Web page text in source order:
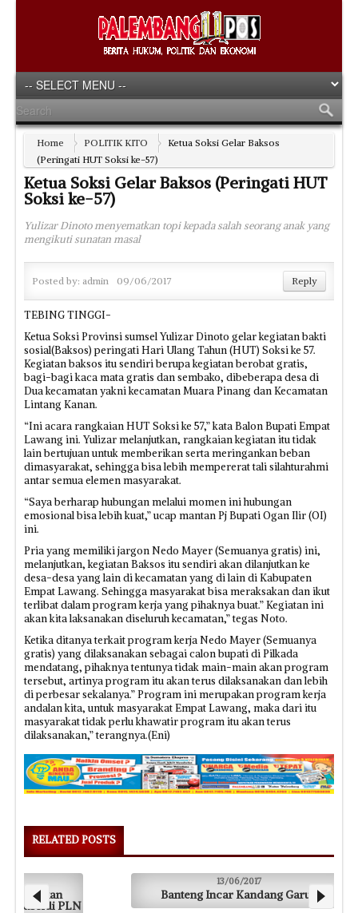
Home POLITIK KITO
Ketua Soksi Gelar Baksos
(Peringati HUT Soksi ke-57)
Ketua Soksi Gelar Baksos (Peringati HUT
Soksi ke-57)
Yulizar Dinoto menyematkan topi kepada salah seorang anak yang
mengikuti sunatan masal
Posted by: admin 09/06/2017 Reply
TEBING TINGGI-
Ketua Soksi Provinsi sumsel Yulizar Dinoto gelar kegiatan bakti
sosial(Baksos) peringati Hari Ulang Tahun (HUT) Soksi ke 57.
Kegiatan baksos itu sendiri berupa kegiatan berobat gratis,
bagi-bagi kaca mata gratis dan sembako, dibeberapa desa di
Dua kecamatan yakni kecamatan Muara Pinang dan Kecamatan
Lintang Kanan.
“Ini acara rangkaian HUT Soksi ke 57,” kata Balon Bupati Empat
Lawang ini. Yulizar melanjutkan, rangkaian kegiatan itu tidak
lain bertujuan untuk memberikan serta meringankan beban
dimasyarakat, sehingga bisa lebih mempererat tali silahturahmi
antar semua elemen masyarakat.
“Saya berharap hubungan melalui momen ini hubungan
emosional bisa lebih kuat,” ucap mantan Pj Bupati Ogan Ilir (OI)
ini.
Pria yang memiliki jargon Nedo Mayer (Semuanya gratis) ini,
melanjutkan, kegiatan Baksos itu sendiri akan dilanjutkan ke
desa-desa yang lain di kecamatan yang di lain di Kabupaten
Empat Lawang. Sehingga masyarakat bisa meraksakan dan ikut
terlibat dalam program kerja yang pihaknya buat.” Kegiatan ini
akan kita laksanakan diseluruh kecamatan,” tegas Noto.
Ketika ditanya terkait program kerja Nedo Mayer (Semuanya
gratis) yang dilaksanakan sebagai calon bupati di Pilkada
mendatang, pihaknya tentunya tidak main-main akan program
tersebut, artinya program itu akan terus dilaksanakan dan lebih
di perbesar sekalanya.” Program ini merupakan program kerja
andalan kita, untuk masyarakat Empat Lawang, maka dari itu
masyarakat tidak perlu khawatir program itu akan terus
dilaksanakan,” terangnya.(Eni)
RELATED POSTS
Banteng Incar Kandang Garuda